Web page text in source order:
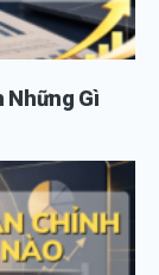
Những Gì